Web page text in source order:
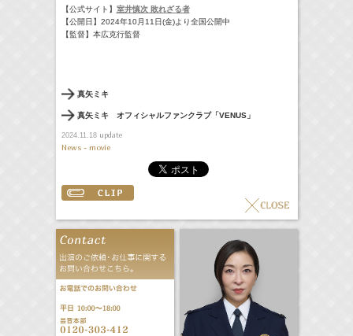
【公式サイト】 室井慎次 敗れざる者
【公開日】2024年10月11日(金)より全国公開中
【監督】本広克行監督
真矢ミキ
真矢ミキ オフィシャルファンクラブ「VENUS」
2024.11.18update
News - movie